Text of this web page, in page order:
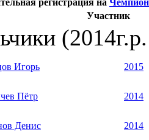
регистрация на
Участник
Игорь 2015
Пётр 2014
Денис 2014